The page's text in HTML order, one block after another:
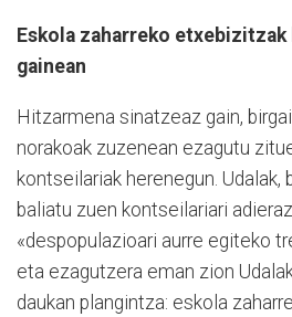
Eskola zaharreko
gainean
Hitzarmena sinatzeaz gain,
norakoak zuzenean ezagutu
kontseilariak herenegun. Udalak,
baliatu zuen kontseilariari
«despopulazioari aurre egiteko
eta ezagutzera eman zion
daukan plangintza: eskola